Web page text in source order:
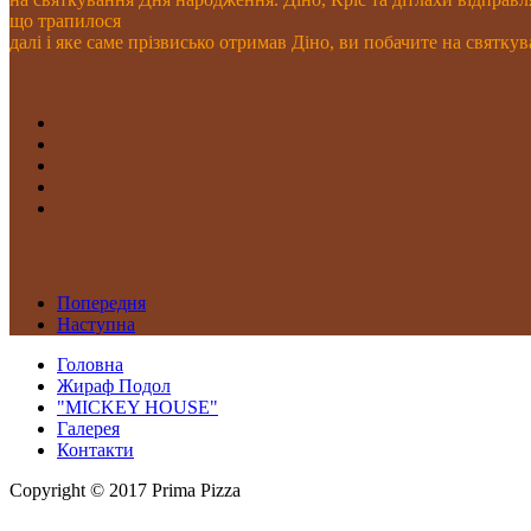
що трапилося
далі і яке саме прізвисько отримав Діно, ви побачите на
Попередня
Наступна
Головна
Жираф Подол
"MICKEY HOUSE"
Галерея
Контакти
Copyright © 2017 Prima Pizza